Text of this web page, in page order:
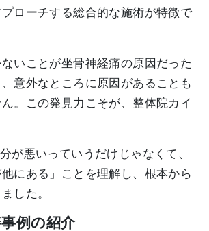
ローチする総合的な施術が特徴で
いことが坐骨神経痛の原因だった
意外なところに原因があることも
。この発見力こそが、整体院カイ
が悪いっていうだけじゃなくて、
にある」ことを理解し、根本から
した。
例の紹介